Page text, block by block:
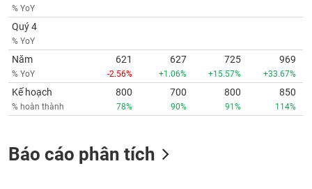
% YoY
Quý 4
% YoY
Năm
% YoY
621
-2.56%
627
+1.06%
725
+15.57%
969
+33.67%
Kế hoạch
% hoàn thành
800
78%
700
90%
800
91%
850
114%
Báo cáo phân tích